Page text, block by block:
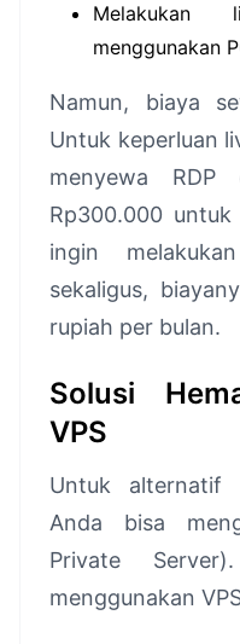
Melakukan
menggunakan
Namun, biaya
Untuk keperluan
menyewa RDP
Rp300.000
ingin
sekaligus,
rupiah per bulan.
Solusi
VPS
Untuk alternatif
Anda bisa
Private
menggunakan